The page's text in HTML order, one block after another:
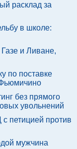
расклад за
в школе:
и Ливане,
по поставке
без прямого
увольнений
петицией против
мужчина